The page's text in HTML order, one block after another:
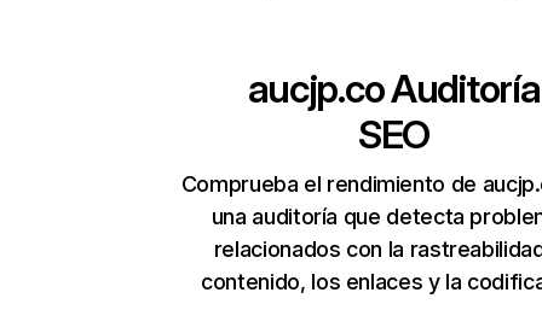
aucjp.coAuditoría
SEO
Comprueba el rendimiento de
una auditoría que detecta
relacionados con la
contenido, los enlaces y la